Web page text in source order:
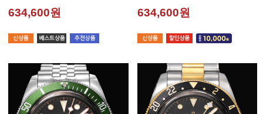
634,600원 634,600원